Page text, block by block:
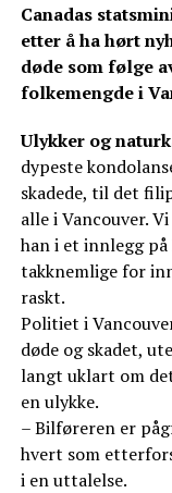
Canadas
etter å ha hørt
døde som følge
folkemengde i
Ulykker og
dypeste
skadede, til det
alle i Vancouver.
han i et innlegg
takknemlige for
raskt.
Politiet i
døde og skadet,
langt uklart om
en ulykke.
– Bilføreren er
hvert som
i en uttalelse.